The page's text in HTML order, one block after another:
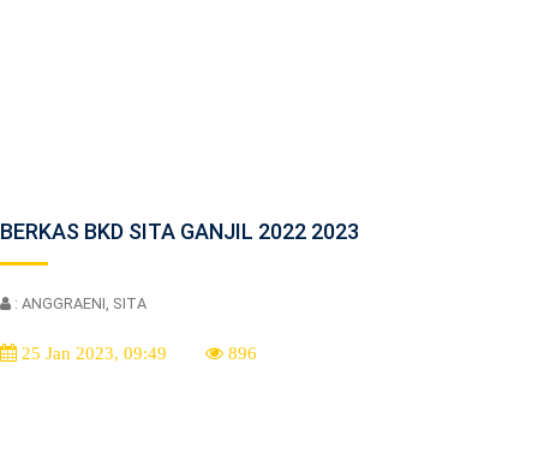
BERKAS BKD SITA GANJIL 2022 2023
: ANGGRAENI, SITA
25 Jan 2023, 09:49 896